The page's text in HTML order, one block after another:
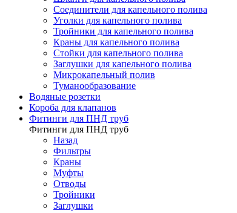
Соединители для капельного полива
Уголки для капельного полива
Тройники для капельного полива
Краны для капельного полива
Стойки для капельного полива
Заглушки для капельного полива
Микрокапельный полив
Туманообразование
Водяные розетки
Короба для клапанов
Фитинги для ПНД труб
Фитинги для ПНД труб
Назад
Фильтры
Краны
Муфты
Отводы
Тройники
Заглушки